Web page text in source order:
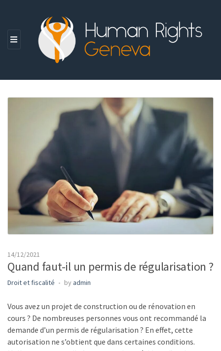
M
U
14/12/2021
Quand faut-il un permis de régularisation ?
Droit et fiscalité by admin
Vous avez un projet de construction ou de rénovation en
cours ? De nombreuses personnes vous ont recommandé la
demande d’un permis de régularisation ? En effet, cette
autorisation ne s’obtient que dans certaines conditions.